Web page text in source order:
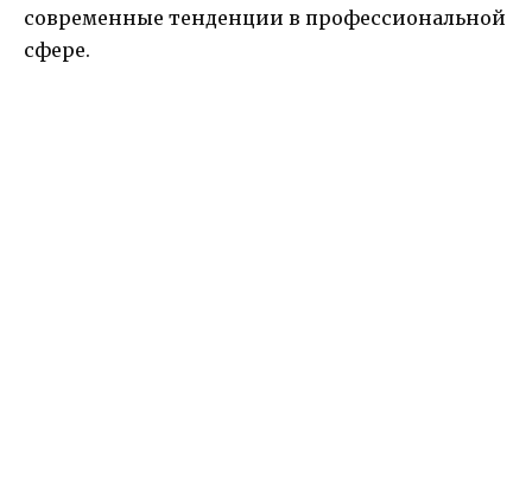
современные тенденции в профессиональной
сфере.